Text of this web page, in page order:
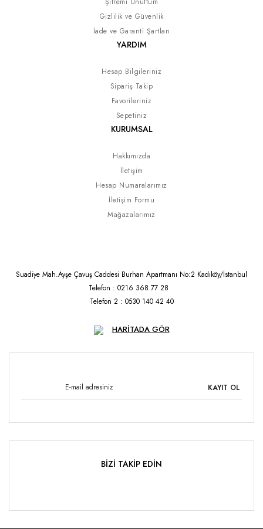
Gizlilik ve Güvenlik
İade ve Garanti Şartları
YARDIM
Hesap Bilgileriniz
Sipariş Takip
Favorileriniz
Sepetiniz
KURUMSAL
Hakkımızda
İletişim
Hesap Numaralarımız
İletişim Formu
Mağazalarımız
Suadiye Mah.Ayşe Çavuş Caddesi Burhan Apartmanı No:2 Kadıköy/İstanbul
Telefon : 0216 368 77 28
Telefon 2 : 0530 140 42 40
HARİTADA GÖR
KAYIT OL
BİZİ TAKİP EDİN